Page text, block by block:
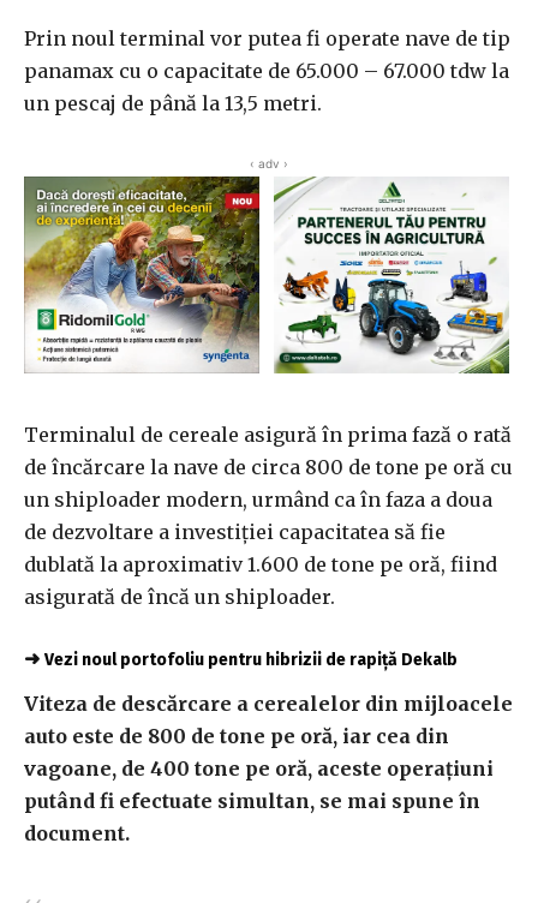
Prin noul terminal vor putea fi operate nave de tip
panamax cu o capacitate de 65.000 – 67.000 tdw la
un pescaj de până la 13,5 metri.
‹ adv ›
Terminalul de cereale asigură în prima fază o rată
de încărcare la nave de circa 800 de tone pe oră cu
un shiploader modern, urmând ca în faza a doua
de dezvoltare a investiţiei capacitatea să fie
dublată la aproximativ 1.600 de tone pe oră, fiind
asigurată de încă un shiploader.
➜ Vezi noul portofoliu pentru hibrizii de rapiță Dekalb
Viteza de descărcare a cerealelor din mijloacele
auto este de 800 de tone pe oră, iar cea din
vagoane, de 400 tone pe oră, aceste operaţiuni
putând fi efectuate simultan, se mai spune în
document.